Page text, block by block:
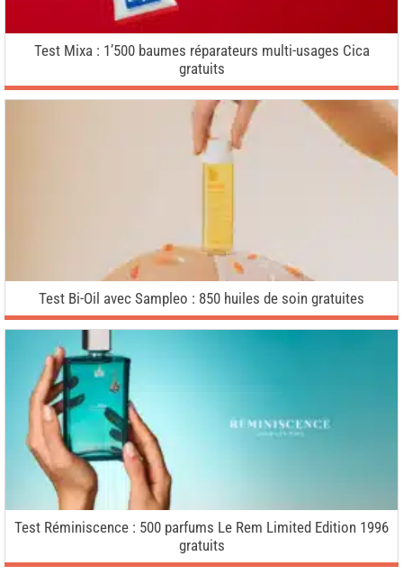
Test Mixa : 1’500 baumes réparateurs multi-usages Cica
gratuits
Test Bi-Oil avec Sampleo : 850 huiles de soin gratuites
Test Réminiscence : 500 parfums Le Rem Limited Edition 1996
gratuits